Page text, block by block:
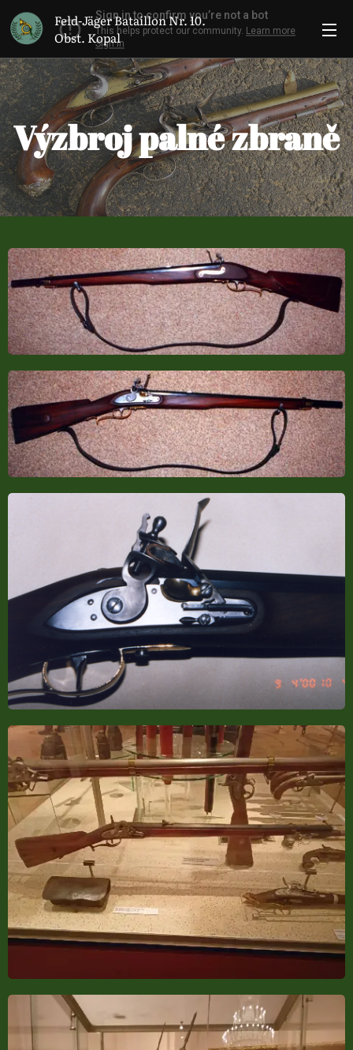
Feld-Jäger Bataillon Nr. 10.
Obst. Kopal
Výzbroj palné zbraně